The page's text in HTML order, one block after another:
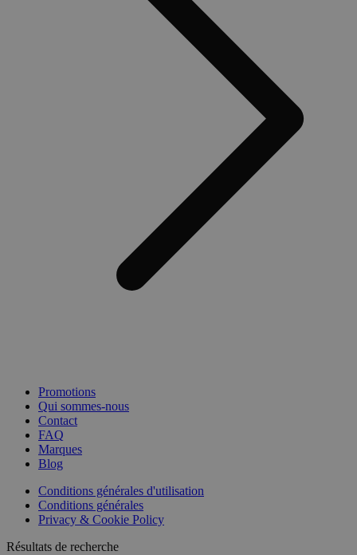
Promotions
Qui sommes-nous
Contact
FAQ
Marques
Blog
Conditions générales d'utilisation
Conditions générales
Privacy & Cookie Policy
Résultats de recherche